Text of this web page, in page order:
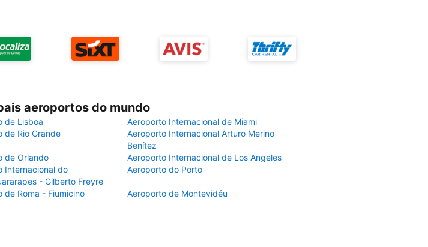
aeroportos do mundo
de Lisboa
Aeroporto Internacional de Miami
de Rio Grande
Aeroporto Internacional Arturo Merino
Benítez
de Orlando
Aeroporto Internacional de Los Angeles
Internacional do
- Gilberto Freyre
Aeroporto do Porto
de Roma - Fiumicino Aeroporto de Montevidéu